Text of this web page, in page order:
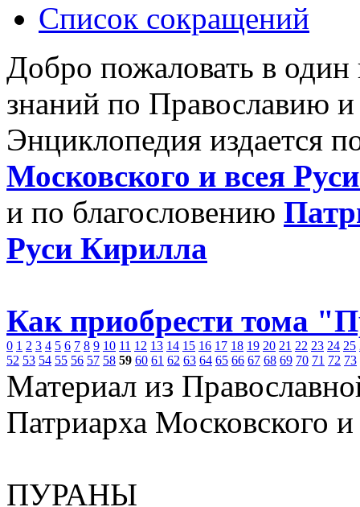
Список сокращений
Добро пожаловать в
знаний по Православию
Энциклопедия издается
Московского и всея
и по благословению
Руси Кирилла
Как приобрести тома
0 1 2 3 4 5 6 7 8 9 10 11 12 13 14 15 16 17 18 19 20 21 22 23 24 25
52 53 54 55 56 57 58 59 60 61 62 63 64 65 66 67 68 69 70 71 72 73
Материал из
Патриарха Московского
ПУРАНЫ